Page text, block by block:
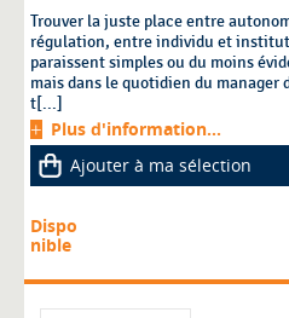
Trouver la juste place entre
régulation, entre individu et
paraissent simples ou du moins
mais dans le quotidien du manager
t[...]
Plus d'information...
Ajouter à ma sélection
Dispo
nible